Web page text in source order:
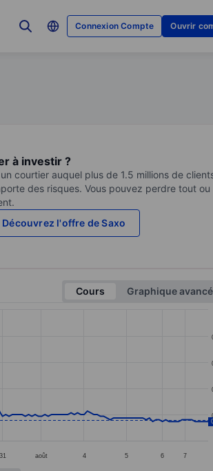
Connexion Compte Ouvrir
à investir ?
courtier auquel plus de 1.5 millions de
des risques. Vous pouvez perdre tout ou
Découvrez l'offre de Saxo
Cours
Graphique avancé
31 août 4 5 6 7